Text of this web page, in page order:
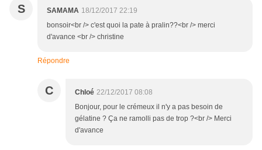
S SAMAMA 18/12/2017 22:19
bonsoir<br /> c'est quoi la pate à pralin??<br /> merci
d'avance <br /> christine
Répondre
C Chloé 22/12/2017 08:08
Bonjour, pour le crémeux il n'y a pas besoin de
gélatine ? Ça ne ramolli pas de trop ?<br /> Merci
d'avance